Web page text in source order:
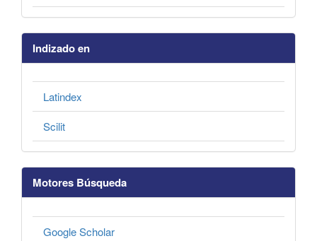
Indizado en
Latindex
Scilit
Motores Búsqueda
Google Scholar